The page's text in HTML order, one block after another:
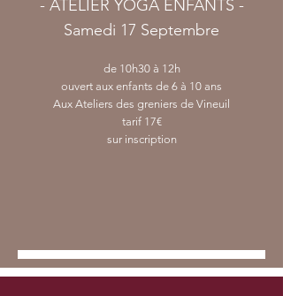
- ATELIER YOGA ENFANTS -
Samedi 17 Septembre
de 10h30 à 12h
ouvert aux enfants de 6 à 10 ans
Aux Ateliers des greniers de Vineuil
tarif 17€
sur inscription